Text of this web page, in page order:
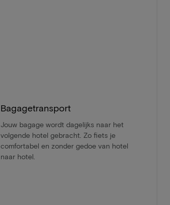
Bagagetransport
Jouw bagage wordt dagelijks naar het
volgende hotel gebracht. Zo fiets je
comfortabel en zonder gedoe van hotel
naar hotel.